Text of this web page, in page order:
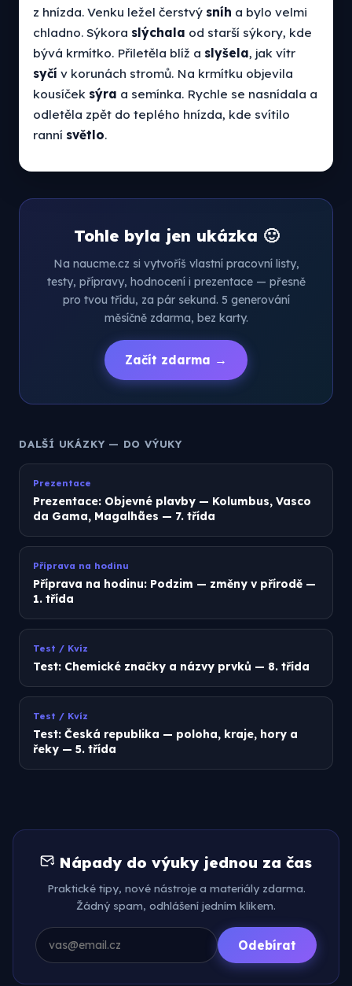
z hnízda. Venku ležel čerstvý sníh a bylo velmi
chladno. Sýkora slýchala od starší sýkory, kde
bývá krmítko. Přiletěla blíž a slyšela, jak vítr
syčí v korunách stromů. Na krmítku objevila
kousíček sýra a semínka. Rychle se nasnídala a
odletěla zpět do teplého hnízda, kde svítilo
ranní světlo.
Tohle byla jen ukázka 🙂
Na naucme.cz si vytvoříš vlastní pracovní listy,
testy, přípravy, hodnocení i prezentace — přesně
pro tvou třídu, za pár sekund. 5 generování
měsíčně zdarma, bez karty.
Začít zdarma →
DALŠÍ UKÁZKY — DO VÝUKY
Prezentace
Prezentace: Objevné plavby — Kolumbus, Vasco
da Gama, Magalhães — 7. třída
Příprava na hodinu
Příprava na hodinu: Podzim — změny v přírodě —
1. třída
Test / Kvíz
Test: Chemické značky a názvy prvků — 8. třída
Test / Kvíz
Test: Česká republika — poloha, kraje, hory a
řeky — 5. třída
Nápady do výuky jednou za čas
Praktické tipy, nové nástroje a materiály zdarma.
Žádný spam, odhlášení jedním klikem.
Odebírat